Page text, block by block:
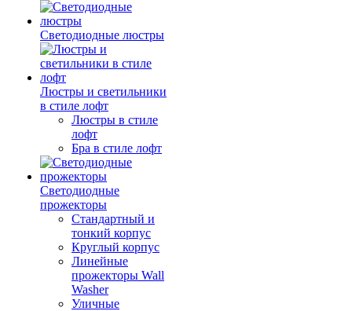
Светодиодные люстры
Люстры и светильники
в стиле лофт
Люстры в стиле
лофт
Бра в стиле лофт
Светодиодные
прожекторы
Стандартный и
тонкий корпус
Круглый корпус
Линейные
прожекторы Wall
Washer
Уличные